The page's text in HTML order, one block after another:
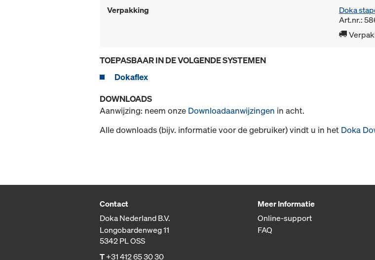
Verpakking
Doka
Art.nr.:
TOEPASBAAR IN DE VOLGENDE SYSTEMEN
Dokaflex
DOWNLOADS
Aanwijzing: neem onze Downloadaanwijzingen in acht.
Alle downloads (bijv. informatie voor de gebruiker) vindt u in het Doka
Contact
Doka Nederland B.V.
Longobardenweg 11
5342 PL OSS
T+31 412 65 30 30
Meer Informatie
Online-support
FAQ